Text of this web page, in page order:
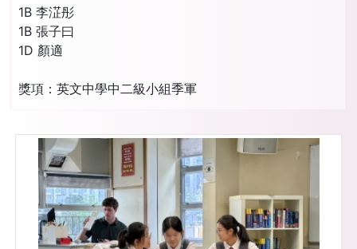
1B 李淽彤
1B 張子曰
1D 顏適
獎項：英文中學中二級小組季軍